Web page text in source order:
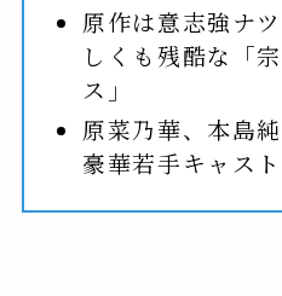
原作は意志強ナ
しくも残酷な「
ス」
原菜乃華、本島
豪華若手キャス